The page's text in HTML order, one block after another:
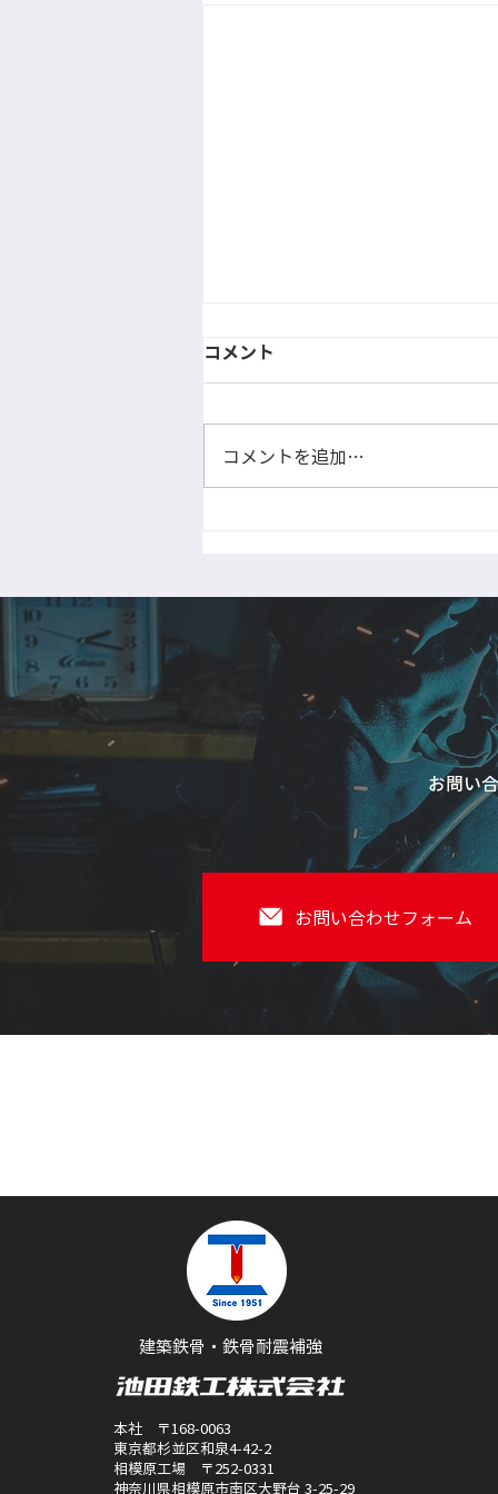
H柱治具を使用中
コメント
コメントを追加…
お問い
お問い合わせフォーム
建築鉄骨・鉄骨耐震補強
本社 〒168-0063
東京都杉並区和泉4-42-2
相模原工場 〒252-0331
神奈川県相模原市南区大野台 3-25-29